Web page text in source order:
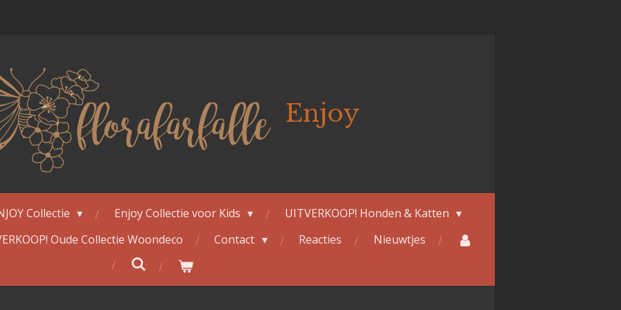
Enjoy
Collectie Enjoy Collectie voor Kids
UITVERKOOP! Honden & Katten
Oude Collectie Woondeco Contact Reacties Nieuwtjes